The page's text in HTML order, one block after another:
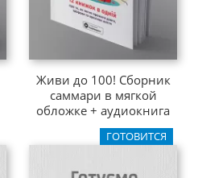
Живи до 100! Сборник
саммари в мягкой
обложке + аудиокнига
ГОТОВИТСЯ